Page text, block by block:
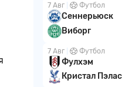
7 Авг Футбол
Сеннерьюск
Виборг
7 Авг Футбол
Фулхэм
Кристал Пэлас